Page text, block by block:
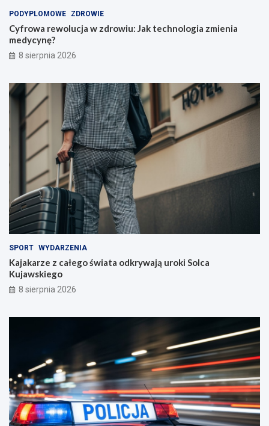
n
a
u
c
c
i
e
i
!
PODYPLOMOWE ZDROWIE
Cyfrowa rewolucja w zdrowiu: Jak technologia zmienia
medycynę?
8 sierpnia 2026
SPORT WYDARZENIA
Kajakarze z całego świata odkrywają uroki Solca
Kujawskiego
8 sierpnia 2026